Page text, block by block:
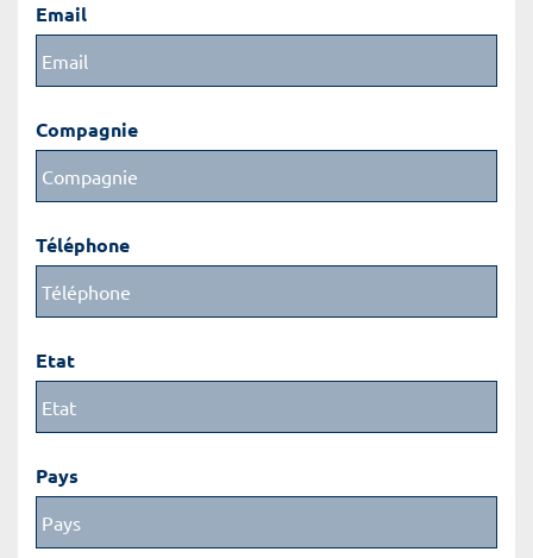
Email
Compagnie
Téléphone
Etat
Pays